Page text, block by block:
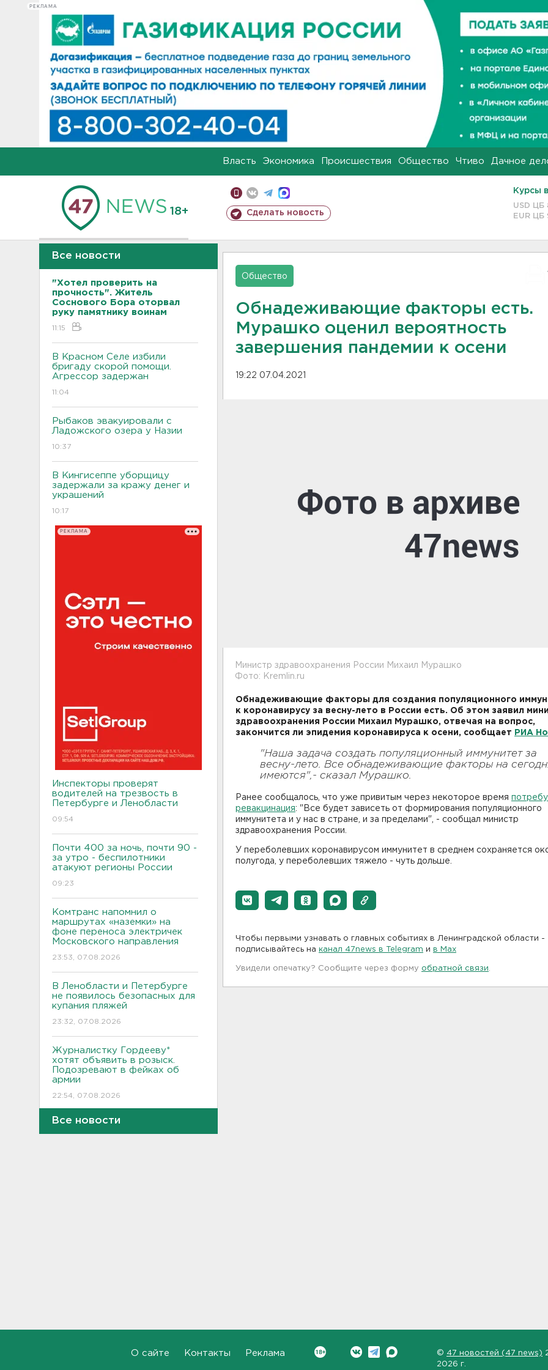
РЕКЛАМА
Власть Экономика Происшествия Общество Чтиво Дачное
18+ Сделать новость
Курсы
USD ЦБ
EUR ЦБ
Все новости
"Хотел проверить на
прочность". Житель
Соснового Бора оторвал
руку памятнику воинам
11:15
В Красном Селе избили
бригаду скорой помощи.
Агрессор задержан
11:04
Рыбаков эвакуировали с
Ладожского озера у Назии
10:37
В Кингисеппе уборщицу
задержали за кражу денег и
украшений
10:17
РЕКЛАМА
Инспекторы проверят
водителей на трезвость в
Петербурге и Ленобласти
09:54
Почти 400 за ночь, почти 90 -
за утро - беспилотники
атакуют регионы России
09:23
Комтранс напомнил о
маршрутах «наземки» на
фоне переноса электричек
Московского направления
23:53, 07.08.2026
В Ленобласти и Петербурге
не появилось безопасных для
купания пляжей
23:32, 07.08.2026
Журналистку Гордееву*
хотят объявить в розыск.
Подозревают в фейках об
армии
22:54, 07.08.2026
В Ленобласти выбрали
лучших экскурсоводов
Жители Ленобласти могут
Все новости
Общество
Обнадеживающие факторы есть.
Мурашко оценил вероятность
завершения пандемии к осени
19:22 07.04.2021
Министр здравоохранения России Михаил Мурашко
Фото: Kremlin.ru
Обнадеживающие факторы для создания популяционного
к коронавирусу за весну-лето в России есть. Об этом заявил
здравоохранения России Михаил Мурашко, отвечая на вопрос,
закончится ли эпидемия коронавируса к осени, сообщает
РИА
"Наша задача создать популяционный иммунитет за
весну-лето. Все обнадеживающие факторы на
имеются",- сказал Мурашко.
Ранее сообщалось, что уже привитым через некоторое время
ревакцинация: "Все будет зависеть от формирования популяционного
иммунитета и у нас в стране, и за пределами", - сообщал министр
здравоохранения России.
У переболевших коронавирусом иммунитет в среднем сохраняется
полугода, у переболевших тяжело - чуть дольше.
Чтобы первыми узнавать о главных событиях в Ленинградской области -
подписывайтесь на канал 47news в Telegram и в Maх
Увидели опечатку? Сообщите через форму обратной связи
О сайте Контакты Реклама © 47 новостей (47 news)
2026 г.